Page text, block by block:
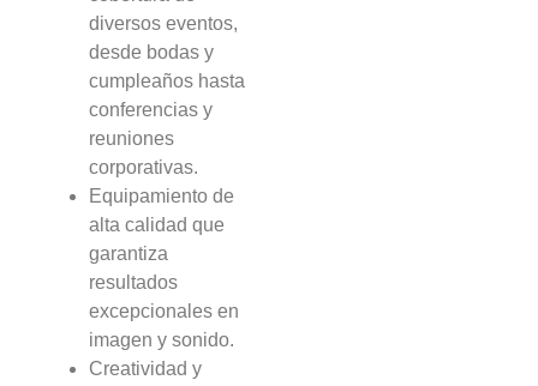
diversos eventos,
desde bodas y
cumpleaños hasta
conferencias y
reuniones
corporativas.
Equipamiento de
alta calidad que
garantiza
resultados
excepcionales en
imagen y sonido.
Creatividad y